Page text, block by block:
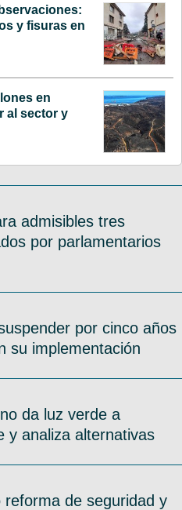
y fisuras en
en
al sector y
admisibles tres
por parlamentarios
por cinco años
su implementación
da luz verde a
y analiza alternativas
de seguridad y